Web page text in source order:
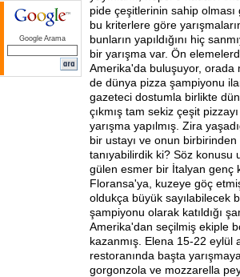
Google Arama
pide çeşitlerinin sahip
bu kriterlere göre
bunların yapıldığını hiç
bir yarışma var. Ön
Amerika'da buluşuyor, orada
de dünya pizza şampiyonu
gazeteci dostumla birlikte
çıkmış tam sekiz çeşit
yarışma yapılmış. Zira
bir ustayı ve onun
tanıyabilirdik ki? Söz konusu
gülen esmer bir İtalyan genç
Floransa'ya, kuzeye göç
oldukça büyük sayılabilecek
şampiyonu olarak katıldığı
Amerika'dan seçilmiş ekiple
kazanmış. Elena 15-22 eylül
restoranında başta
gorgonzola ve mozzarella